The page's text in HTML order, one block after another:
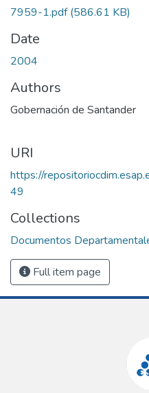
7959-1.pdf(586.61 KB)
Date
2004
Authors
Gobernación de Santander
URI
https://
49
Collections
Documentos
Full item page